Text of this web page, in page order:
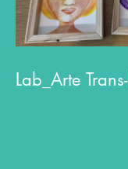
Lab_Arte